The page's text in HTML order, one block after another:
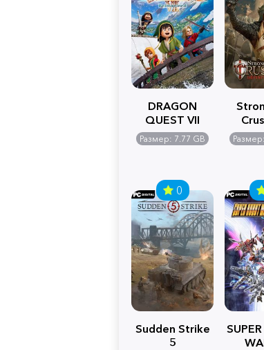
DRAGON
QUEST VII
Reimagined
Размер: 7.77 GB
0
Sudden Strike
5